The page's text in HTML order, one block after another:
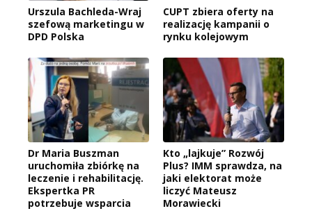
Urszula Bachleda-Wraj
szefową marketingu w
DPD Polska
CUPT zbiera oferty na
realizację kampanii o
rynku kolejowym
Dr Maria Buszman
uruchomiła zbiórkę na
leczenie i rehabilitację.
Ekspertka PR
potrzebuje wsparcia
Kto „lajkuje” Rozwój
Plus? IMM sprawdza, na
jaki elektorat może
liczyć Mateusz
Morawiecki